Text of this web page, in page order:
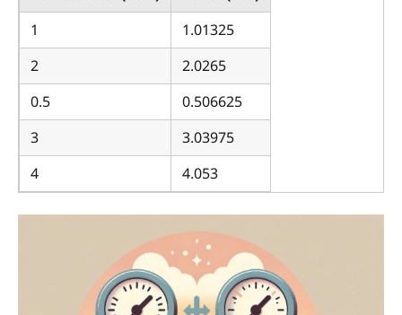
1
1.01325
2
2.0265
0.5
0.506625
3
3.03975
4
4.053